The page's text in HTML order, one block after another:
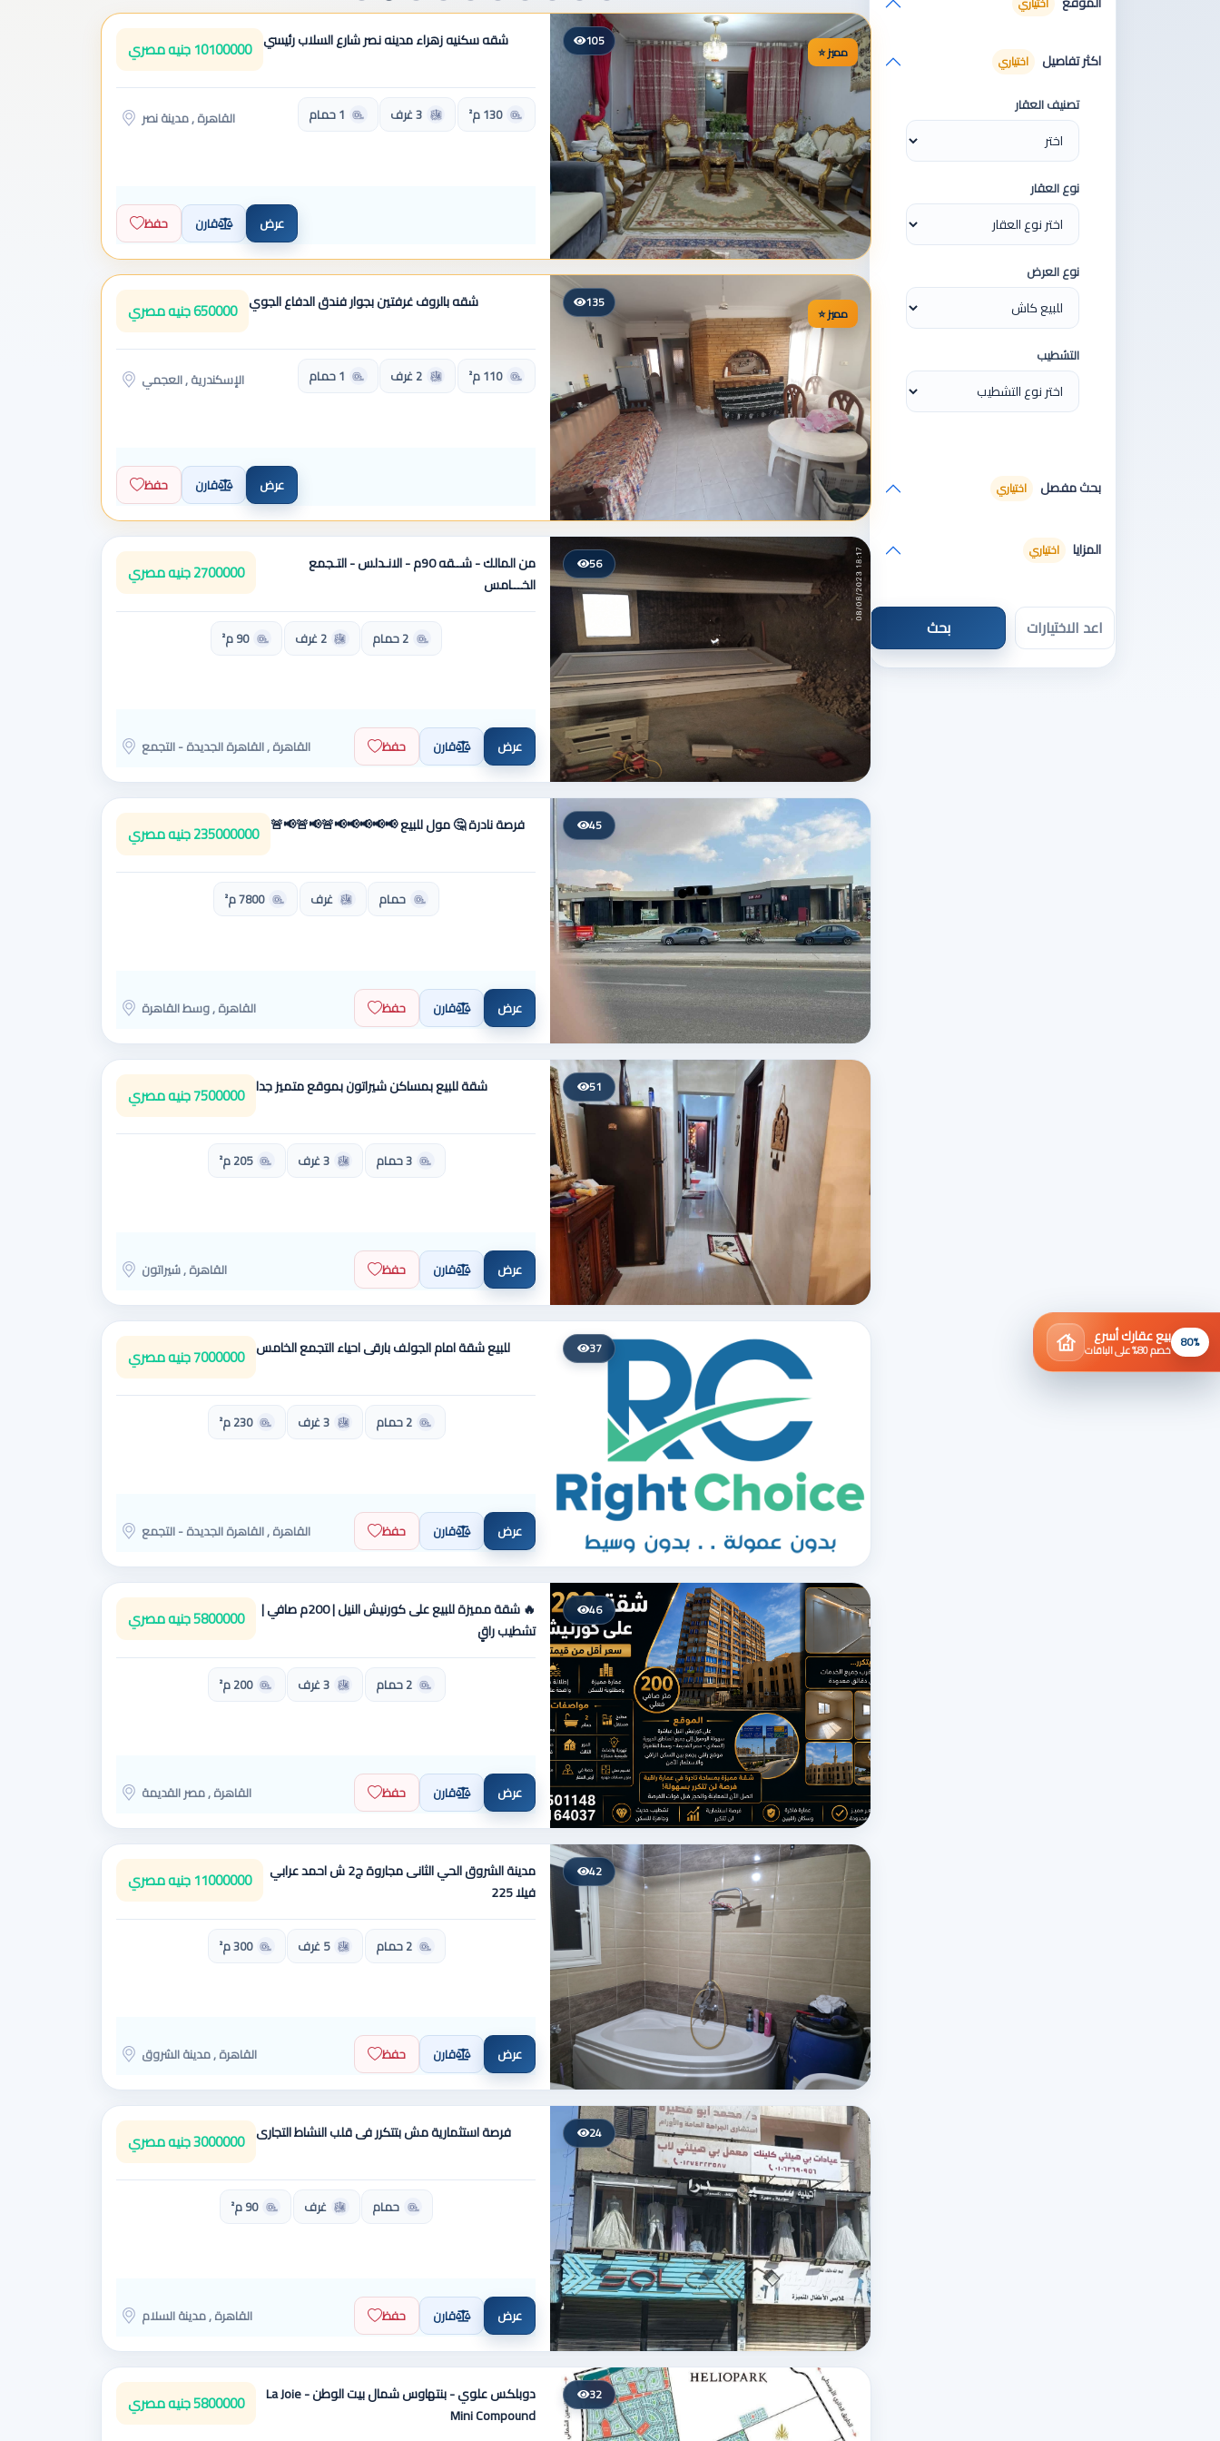
اكثر تفاصيل اختياري
تصنيف العقار
نوع العقار
نوع العرض
التشطيب
بحث مفصل اختياري
المزايا اختياري
⭐ مميز
105 شقه سكنيه زهراء مدينه نصر شارع السلاب رئيسي 10100000 جنيه مصري
130 م² 3 غرف 1 حمام القاهرة , مدينة نصر
حفظ قارن عرض
⭐ مميز
135 شقه بالروف غرفتين بجوار فندق الدفاع الجوي 650000 جنيه مصري
110 م² 2 غرف 1 حمام الإسكندرية , العجمي
حفظ قارن عرض
56
من المالك - شــقه 90م - الانـدلس - التـجمع
الخـــامس
2700000 جنيه مصري
2 حمام 2 غرف 90 م²
القاهرة , القاهرة الجديدة - التجمع حفظ قارن عرض
45 فرصة نادرة 🤔 مول للبيع 📢📢📢📢📢🚨📢🚨📢🚨 235000000 جنيه مصري
حمام غرف 7800 م²
القاهرة , وسط القاهرة حفظ قارن عرض
51 شقة للبيع بمساكن شيراتون بموقع متميز جدا 7500000 جنيه مصري
3 حمام 3 غرف 205 م²
القاهرة , شيراتون حفظ قارن عرض
37 للبيع شقة امام الجولف بارقى احياء التجمع الخامس 7000000 جنيه مصري
2 حمام 3 غرف 230 م²
القاهرة , القاهرة الجديدة - التجمع حفظ قارن عرض
46
🔥 شقة مميزة للبيع على كورنيش النيل | 200م صافي |
تشطيب راقٍ
5800000 جنيه مصري
2 حمام 3 غرف 200 م²
القاهرة , مصر القديمة حفظ قارن عرض
42
مدينة الشروق الحي الثانى مجاروة ج2 ش احمد عرابي
فيلا 225
11000000 جنيه مصري
2 حمام 5 غرف 300 م²
القاهرة , مدينة الشروق حفظ قارن عرض
24 فرصة استثمارية مش بتتكرر فى قلب النشاط التجارى 3000000 جنيه مصري
حمام غرف 90 م²
القاهرة , مدينة السلام حفظ قارن عرض
32
دوبلكس علوي - بنتهاوس شمال بيت الوطن - La Joie
Mini Compound
5800000 جنيه مصري
بيع عقارك أسرع
خصم 80% على الباقات 80%